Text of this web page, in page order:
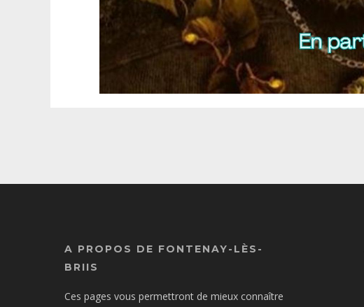
A PROPOS DE FONTENAY-LÈS-
BRIIS
Ces pages vous permettront de mieux connaître